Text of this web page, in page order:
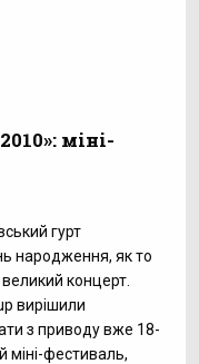
міні-
гурт
народження, як то
концерт.
вирішили
з приводу вже 18-
міні-фестиваль,